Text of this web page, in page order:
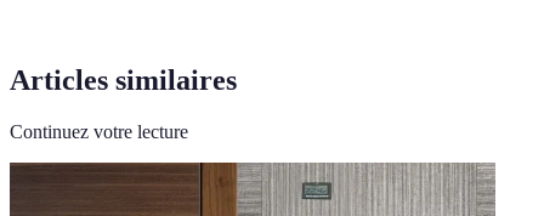
Articles similaires
Continuez votre lecture